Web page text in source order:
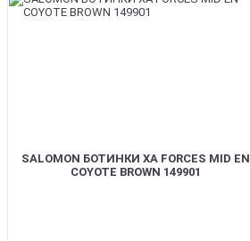
SALOMON БОТИНКИ XA FORCES MID EN
COYOTE BROWN 149901